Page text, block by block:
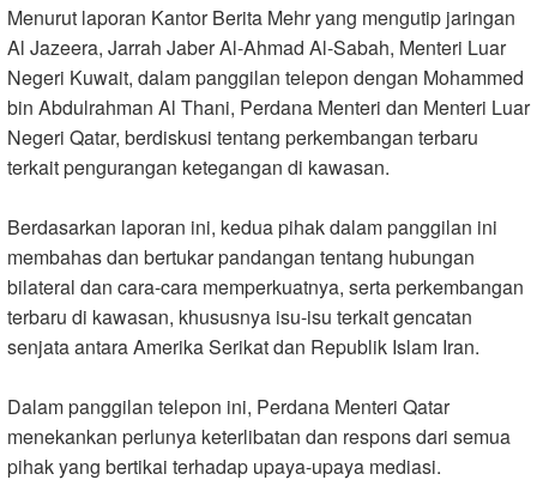
Menurut laporan Kantor Berita Mehr yang mengutip jaringan
Al Jazeera, Jarrah Jaber Al-Ahmad Al-Sabah, Menteri Luar
Negeri Kuwait, dalam panggilan telepon dengan Mohammed
bin Abdulrahman Al Thani, Perdana Menteri dan Menteri Luar
Negeri Qatar, berdiskusi tentang perkembangan terbaru
terkait pengurangan ketegangan di kawasan.
Berdasarkan laporan ini, kedua pihak dalam panggilan ini
membahas dan bertukar pandangan tentang hubungan
bilateral dan cara-cara memperkuatnya, serta perkembangan
terbaru di kawasan, khususnya isu-isu terkait gencatan
senjata antara Amerika Serikat dan Republik Islam Iran.
Dalam panggilan telepon ini, Perdana Menteri Qatar
menekankan perlunya keterlibatan dan respons dari semua
pihak yang bertikai terhadap upaya-upaya mediasi.